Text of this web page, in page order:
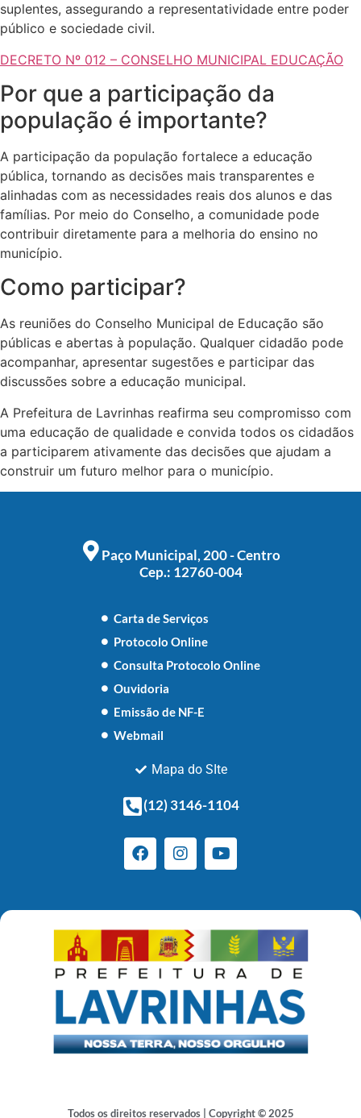
suplentes, assegurando a representatividade entre poder
público e sociedade civil.
DECRETO Nº 012 – CONSELHO MUNICIPAL EDUCAÇÃO
Por que a participação da
população é importante?
A participação da população fortalece a educação
pública, tornando as decisões mais transparentes e
alinhadas com as necessidades reais dos alunos e das
famílias. Por meio do Conselho, a comunidade pode
contribuir diretamente para a melhoria do ensino no
município.
Como participar?
As reuniões do Conselho Municipal de Educação são
públicas e abertas à população. Qualquer cidadão pode
acompanhar, apresentar sugestões e participar das
discussões sobre a educação municipal.
A Prefeitura de Lavrinhas reafirma seu compromisso com
uma educação de qualidade e convida todos os cidadãos
a participarem ativamente das decisões que ajudam a
construir um futuro melhor para o município.
Paço Municipal, 200 - Centro
Cep.: 12760-004
Carta de Serviços
Protocolo Online
Consulta Protocolo Online
Ouvidoria
Emissão de NF-E
Webmail
Mapa do SIte
(12) 3146-1104
Todos os direitos reservados | Copyright © 2025